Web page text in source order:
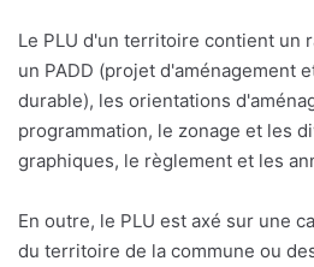
Le PLU d'un territoire contient un
un PADD (projet d'aménagement
durable), les orientations
programmation, le zonage et les
graphiques, le règlement et les
En outre, le PLU est axé sur une
du territoire de la commune ou